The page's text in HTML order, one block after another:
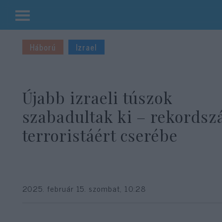
Kilépés
tartalomba
Háború Izrael
Újabb izraeli túszok
szabadultak ki –
terroristáért cserébe
2025. február 15. szombat, 10:28